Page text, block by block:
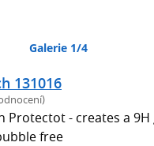
Galerie 1/4
131016
Protectot - creates a 9H
free